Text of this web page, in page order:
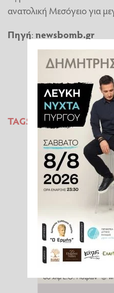
ανατολική Μεσόγειο για
Πηγή:newsbomb.gr
TAGS: ΚΑΙΡΟΣ
NOAA